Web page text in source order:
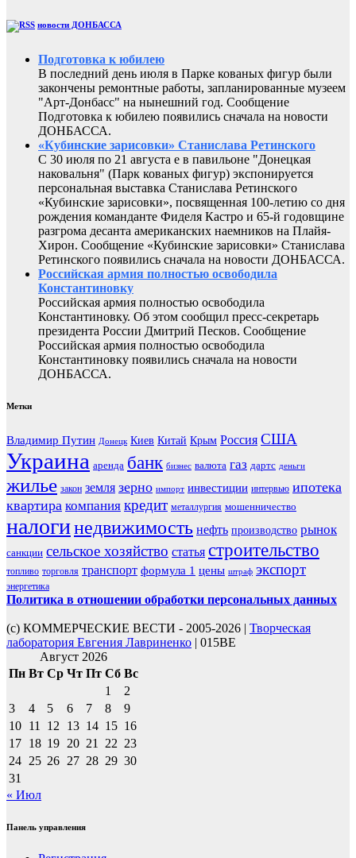
новости ДОНБАССА
Подготовка к юбилею
В последний день июля в Парке кованых фигур были
закончены ремонтные работы, запланированные музеем
"Арт-Донбасс" на нынешний год. Сообщение
Подготовка к юбилею появились сначала на новости
ДОНБАССА.
«Кубинские зарисовки» Станислава Ретинского
С 30 июля по 21 августа е в павильоне "Донецкая
наковальня" (Парк кованых фигур) экспонируется
персональная выставка Станислава Ретинского
«Кубинские зарисовки», посвященная 100-летию со дня
рождения команданте Фиделя Кастро и 65-й годовщине
разгрома десанта американских наемников на Плайя-
Хирон. Сообщение «Кубинские зарисовки» Станислава
Ретинского появились сначала на новости ДОНБАССА.
Российская армия полностью освободила
Константиновку
Российская армия полностью освободила
Константиновку. Об этом сообщил пресс-секретарь
президента России Дмитрий Песков. Сообщение
Российская армия полностью освободила
Константиновку появились сначала на новости
ДОНБАССА.
Метки
Владимир Путин Донецк Киев Китай Крым Россия США
Украина аренда банк бизнес валюта газ дартс деньги
жилье закон земля зерно импорт инвестиции интервью ипотека
квартира компания кредит металлургия мошенничество
налогинедвижимость нефть производство рынок
санкции сельское хозяйство статья строительство
топливо торговля транспорт формула 1 цены штраф экспорт
энергетика
Политика в отношении обработки персональных данных
(с) КОММЕРЧЕСКИЕ ВЕСТИ - 2005-2026 | Творческая
лаборатория Евгения Лавриненко | 015BE
Август 2026
Пн Вт Ср Чт Пт Сб Вс
1
2
3
4 5 6 7 8
9
10 11 12 13 14 15 16
17 18 19 20 21 22 23
24 25 26 27 28 29 30
31
« Июл
Панель управления